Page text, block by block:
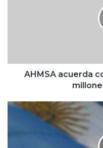
e
c
AHMSA acuerda
J